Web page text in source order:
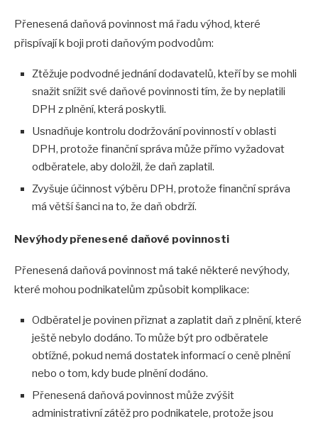
Přenesená daňová povinnost má řadu výhod, které
přispívají k boji proti daňovým podvodům:
Ztěžuje podvodné jednání dodavatelů, kteří by se mohli
snažit snížit své daňové povinnosti tím, že by neplatili
DPH z plnění, která poskytli.
Usnadňuje kontrolu dodržování povinností v oblasti
DPH, protože finanční správa může přímo vyžadovat
odběratele, aby doložil, že daň zaplatil.
Zvyšuje účinnost výběru DPH, protože finanční správa
má větší šanci na to, že daň obdrží.
Nevýhody přenesené daňové povinnosti
Přenesená daňová povinnost má také některé nevýhody,
které mohou podnikatelům způsobit komplikace:
Odběratel je povinen přiznat a zaplatit daň z plnění, které
ještě nebylo dodáno. To může být pro odběratele
obtížné, pokud nemá dostatek informací o ceně plnění
nebo o tom, kdy bude plnění dodáno.
Přenesená daňová povinnost může zvýšit
administrativní zátěž pro podnikatele, protože jsou